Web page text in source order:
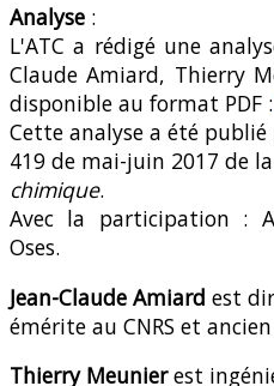
Analyse :
L'ATC a rédigé une
Claude Amiard, Thierry
disponible au format PDF :
Cette analyse a été
419 de mai-juin 2017 de
chimique.
Avec la participation :
Oses.
Jean-Claude Amiard est
émérite au CNRS et
Thierry Meunierest